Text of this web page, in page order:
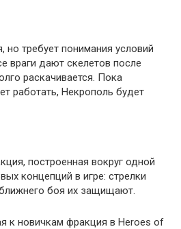
требует понимания условий
враги дают скелетов после
раскачивается. Пока
работать, Некрополь будет
построенная вокруг одной
концепций в игре: стрелки
боя их защищают.
к новичкам фракция в Heroes of